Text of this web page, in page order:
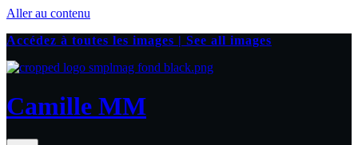
Aller au contenu
Accédez à toutes les images | See all images
Camille MM